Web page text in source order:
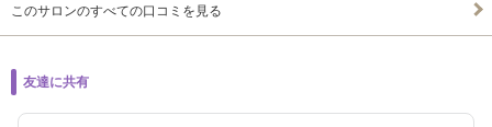
このサロンのすべての口コミを見る
友達に共有